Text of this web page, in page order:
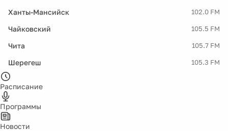
Ханты-Мансийск 102.0 FM
Чайковский 105.5 FM
Чита 105.7 FM
Шерегеш 105.3 FM
Расписание
Программы
Новости